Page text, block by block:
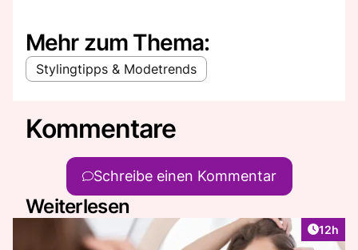
Mehr zum Thema:
Stylingtipps & Modetrends
Kommentare
Schreibe einen Kommentar
Weiterlesen
Artikel
12h